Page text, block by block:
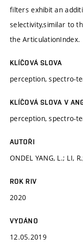
filters exhibit an
selectivity,similar to
the ArticulationIndex.
KLÍČOVÁ SLOVA
perception, spectro-
KLÍČOVÁ SLOVA V
perception, spectro-
AUTOŘI
ONDEL YANG, L.; LI,
ROK RIV
2020
VYDÁNO
12.05.2019